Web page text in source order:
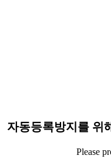
자동등록방지를 위
Please